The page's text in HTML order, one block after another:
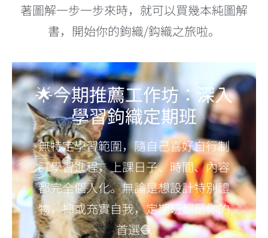
著圖解一步一步來時，就可以買幾本純圖解
書，開始你的鉤織/鈎織之旅啦。
🌟今期推薦工作坊：深入
學習鉤織定期班
無特定學習範圍，隨自己喜好自行制
訂學習進程，上課日子、時間、內容
都完全個人化。無論是想設計特別禮
物，抑或充實自我，定期班都是你的
首選🧶